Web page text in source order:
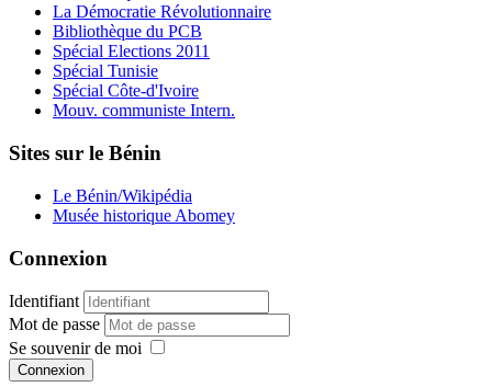
La Démocratie Révolutionnaire
Bibliothèque du PCB
Spécial Elections 2011
Spécial Tunisie
Spécial Côte-d'Ivoire
Mouv. communiste Intern.
Sites sur le Bénin
Le Bénin/Wikipédia
Musée historique Abomey
Connexion
Identifiant
Mot de passe
Se souvenir de moi
Connexion